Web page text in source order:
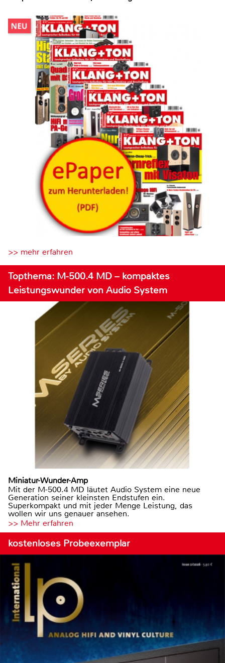
>> mehr erfahren
Topthema: M-500.4 MD – kompaktes
Leistungswunder von Audio System
Miniatur-Wunder-Amp
Mit der M-500.4 MD läutet Audio System eine neue
Generation seiner kleinsten Endstufen ein.
Superkompakt und mit jeder Menge Leistung, das
wollen wir uns genauer ansehen.
>> Mehr erfahren
kostenloses Probeexemplar